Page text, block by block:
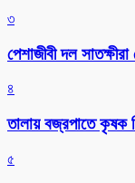
৩
পেশাজীবী দল
৪
তালায় বজ্রপাতে কৃষক
৫